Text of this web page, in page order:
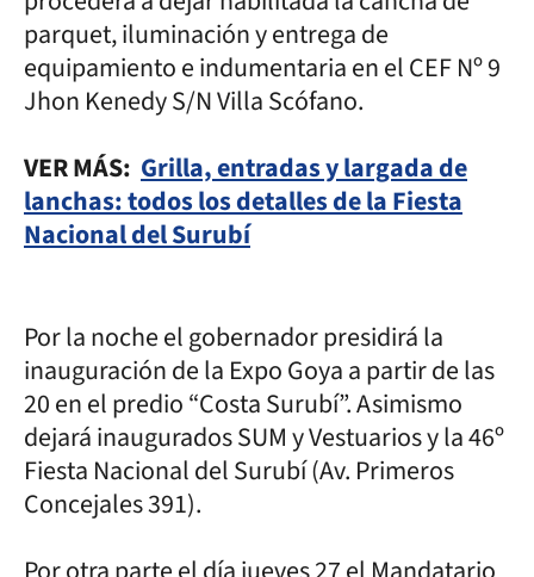
parquet, iluminación y entrega de
equipamiento e indumentaria en el CEF Nº 9
Jhon Kenedy S/N Villa Scófano.
VER MÁS: Grilla, entradas y largada de
lanchas: todos los detalles de la Fiesta
Nacional del Surubí
Por la noche el gobernador presidirá la
inauguración de la Expo Goya a partir de las
20 en el predio “Costa Surubí”. Asimismo
dejará inaugurados SUM y Vestuarios y la 46º
Fiesta Nacional del Surubí (Av. Primeros
Concejales 391).